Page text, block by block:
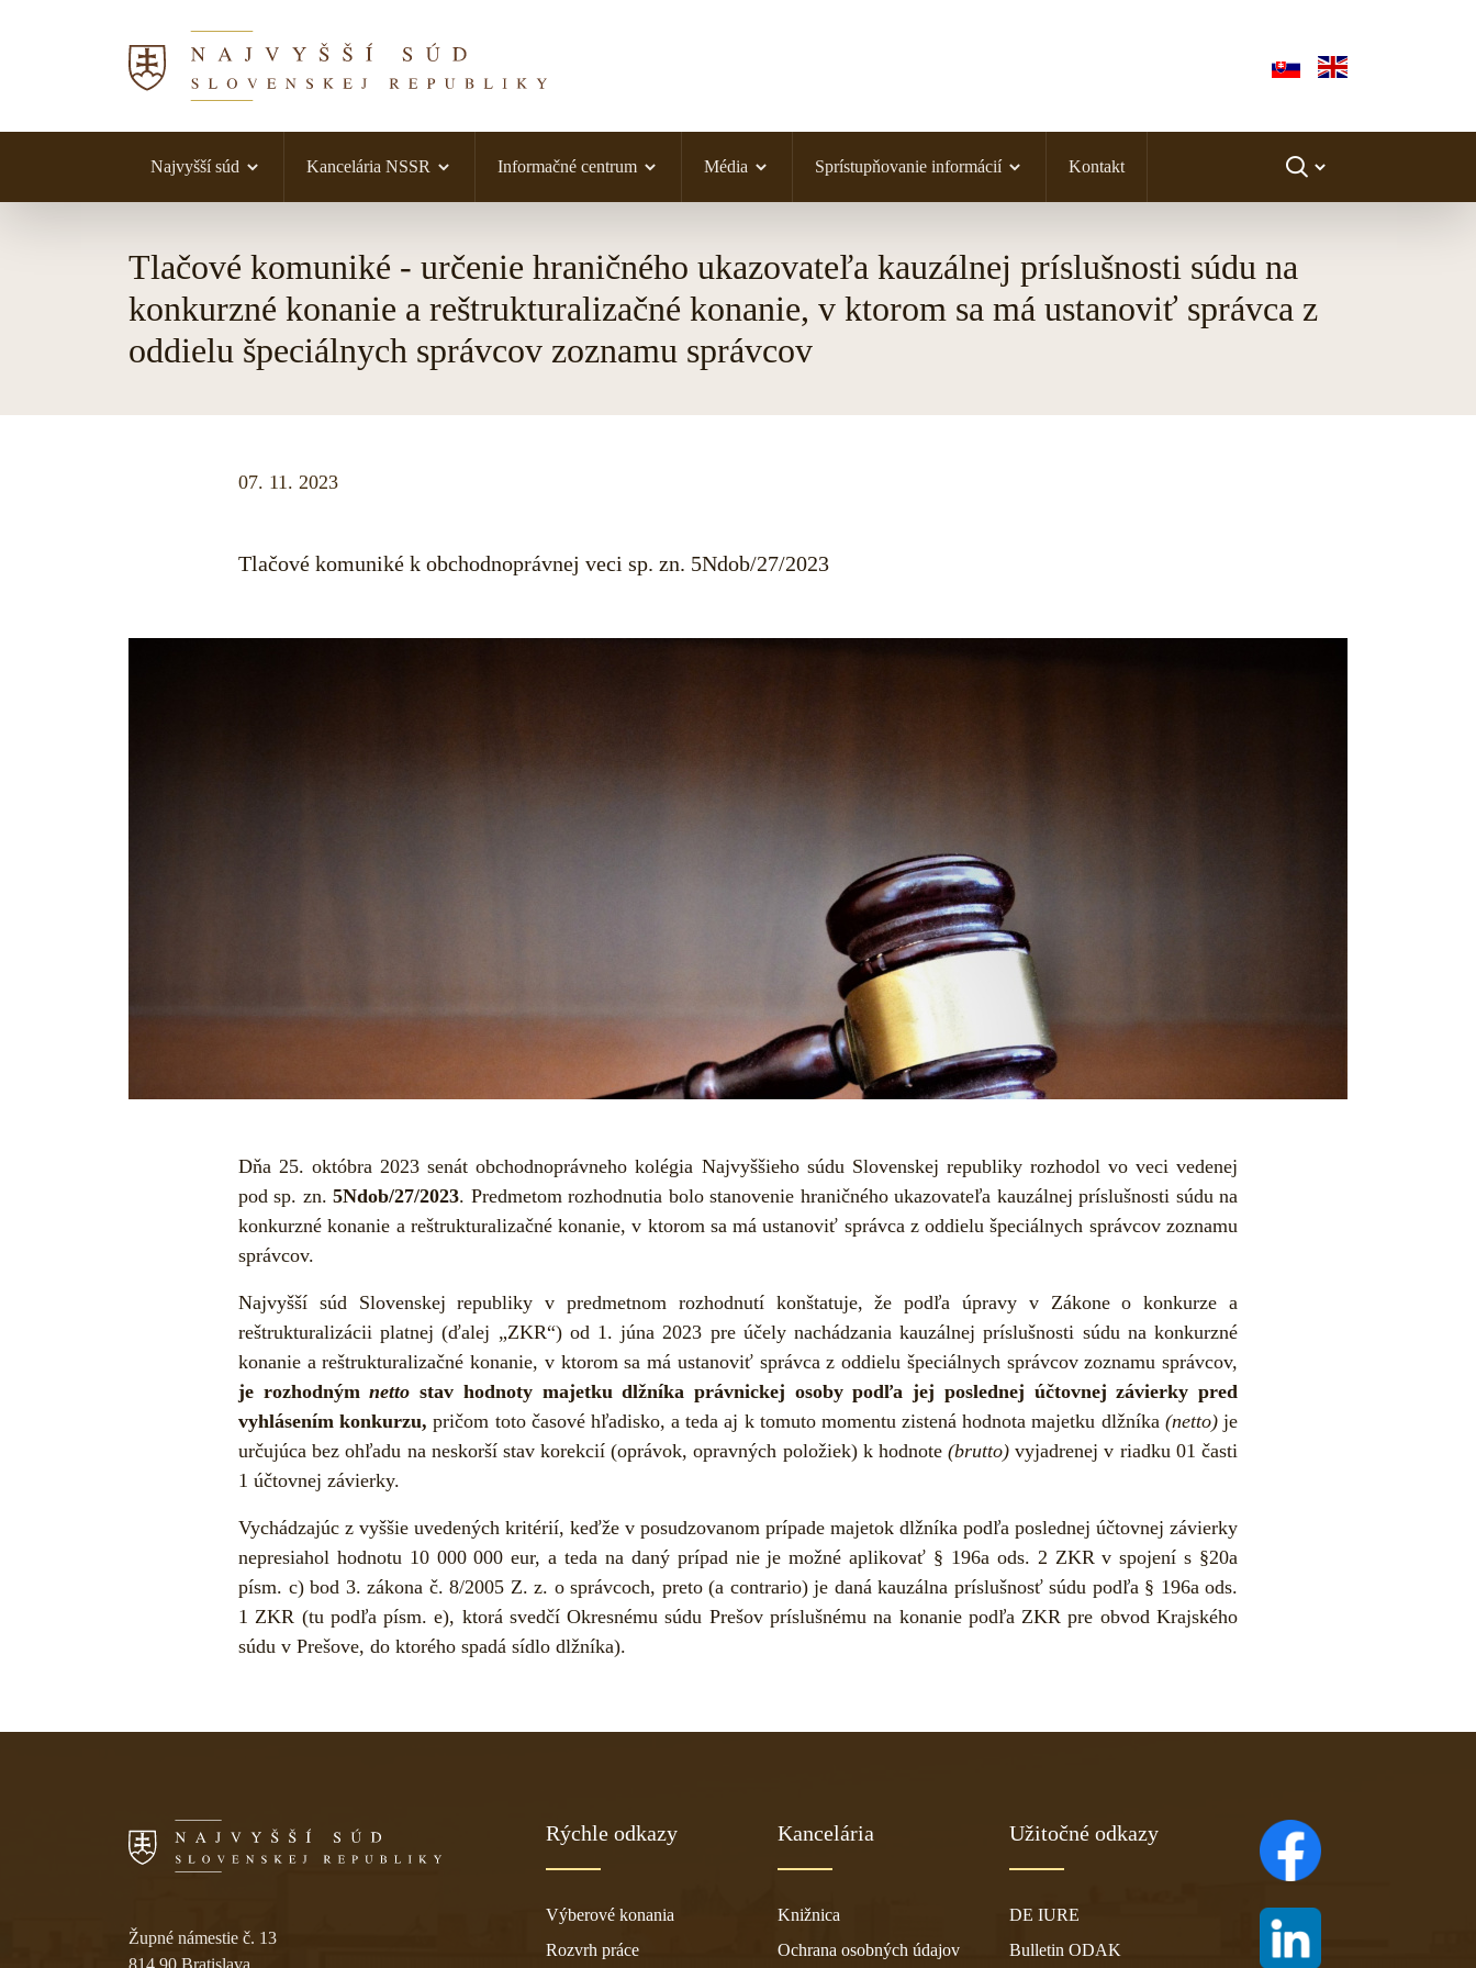
Najvyšší súd Kancelária NSSR Informačné centrum Média Sprístupňovanie informácií Kontakt
Tlačové komuniké - určenie hraničného ukazovateľa kauzálnej príslušnosti súdu na
konkurzné konanie a reštrukturalizačné konanie, v ktorom sa má ustanoviť správca z
oddielu špeciálnych správcov zoznamu správcov
07. 11. 2023
Tlačové komuniké k obchodnoprávnej veci sp. zn. 5Ndob/27/2023
Dňa 25. októbra 2023 senát obchodnoprávneho kolégia Najvyššieho súdu Slovenskej republiky rozhodol vo veci vedenej
pod sp. zn. 5Ndob/27/2023. Predmetom rozhodnutia bolo stanovenie hraničného ukazovateľa kauzálnej príslušnosti súdu na
konkurzné konanie a reštrukturalizačné konanie, v ktorom sa má ustanoviť správca z oddielu špeciálnych správcov zoznamu
správcov.
Najvyšší súd Slovenskej republiky v predmetnom rozhodnutí konštatuje, že podľa úpravy v Zákone o konkurze a
reštrukturalizácii platnej (ďalej „ZKR“) od 1. júna 2023 pre účely nachádzania kauzálnej príslušnosti súdu na konkurzné
konanie a reštrukturalizačné konanie, v ktorom sa má ustanoviť správca z oddielu špeciálnych správcov zoznamu správcov,
je rozhodnýmnetto stav hodnoty majetku dlžníka právnickej osoby podľa jej poslednej účtovnej závierky pred
vyhlásením konkurzu,pričom toto časové hľadisko, a teda aj k tomuto momentu zistená hodnota majetku dlžníka (netto)je
určujúca bez ohľadu na neskorší stav korekcií (oprávok, opravných položiek) k hodnote(brutto) vyjadrenej v riadku 01 časti
1 účtovnej závierky.
Vychádzajúc z vyššie uvedených kritérií, keďže v posudzovanom prípade majetok dlžníka podľa poslednej účtovnej závierky
nepresiahol hodnotu 10 000 000 eur, a teda na daný prípad nie je možné aplikovať § 196a ods. 2 ZKR v spojení s §20a
písm. c) bod 3. zákona č. 8/2005 Z. z. o správcoch, preto (a contrario) je daná kauzálna príslušnosť súdu podľa § 196a ods.
1 ZKR (tu podľa písm. e), ktorá svedčí Okresnému súdu Prešov príslušnému na konanie podľa ZKR pre obvod Krajského
súdu v Prešove, do ktorého spadá sídlo dlžníka).
Župné námestie č. 13
814 90 Bratislava
Rýchle odkazy
Výberové konania
Rozvrh práce
Kancelária
Knižnica
Ochrana osobných údajov
Užitočné odkazy
DE IURE
Bulletin ODAK
(otvára sa v novom